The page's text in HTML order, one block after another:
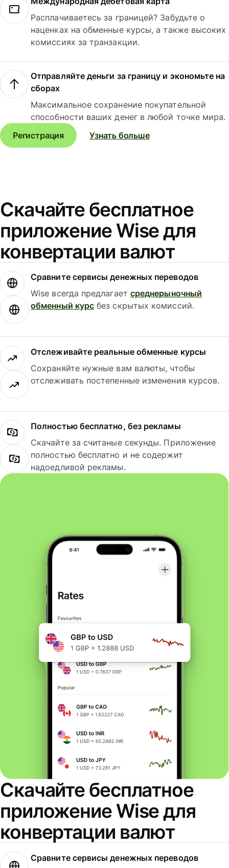
Расплачиваетесь за границей? Забудьте о
наценках на обменные курсы, а также высоких
комиссиях за транзакции.
Отправляйте деньги за границу и экономьте на
сборах
Максимальное сохранение покупательной
способности ваших денег в любой точке мира.
Регистрация
Узнать больше
Скачайте бесплатное
приложение Wise для
конвертации валют
Сравните сервисы денежных переводов
Wise всегда предлагает среднерыночный
обменный курс без скрытых комиссий.
Отслеживайте реальные обменные курсы
Сохраняйте нужные вам валюты, чтобы
отслеживать постепенные изменения курсов.
Полностью бесплатно, без рекламы
Скачайте за считаные секунды. Приложение
полностью бесплатно и не содержит
надоедливой рекламы.
Скачайте бесплатное
приложение Wise для
конвертации валют
Сравните сервисы денежных переводов